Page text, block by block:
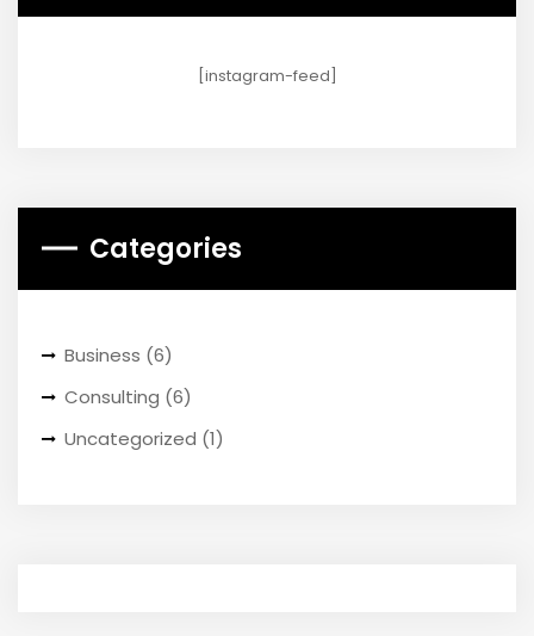
[instagram-feed]
Categories
Business (6)
Consulting (6)
Uncategorized (1)